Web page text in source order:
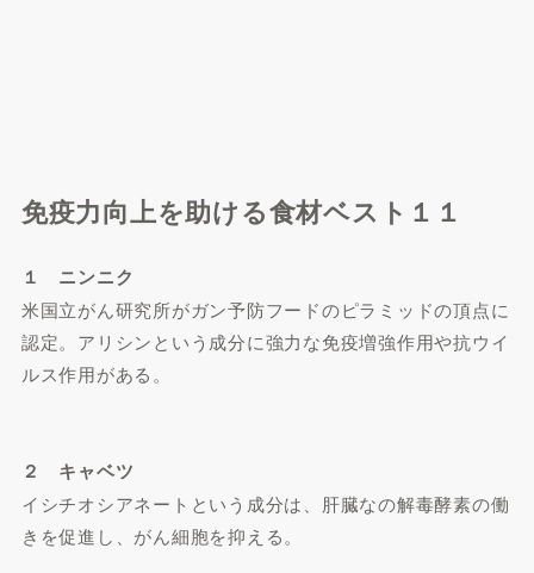
免疫力向上を助ける食材ベスト１１
１ ニンニク
米国立がん研究所がガン予防フードのピラミッドの頂点に
認定。アリシンという成分に強力な免疫増強作用や抗ウイ
ルス作用がある。
２ キャベツ
イシチオシアネートという成分は、肝臓なの解毒酵素の働
きを促進し、がん細胞を抑える。